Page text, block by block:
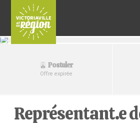
Postuler
Offre expirée
Représentant.e